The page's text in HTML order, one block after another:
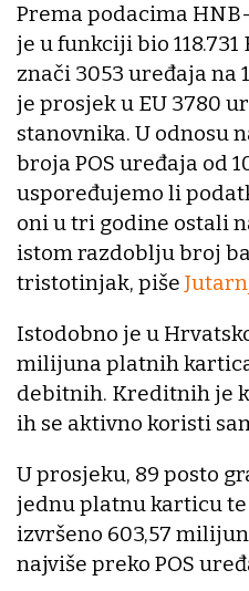
Prema podacima
je u funkciji bio 118.731
znači 3053 uređaja na
je prosjek u EU 3780
stanovnika. U odnosu
broja POS uređaja od
uspoređujemo li
oni u tri godine ostali
istom razdoblju broj
tristotinjak, piše
Istodobno je u
milijuna platnih
debitnih. Kreditnih je
ih se aktivno koristi
U prosjeku, 89 posto
jednu platnu karticu te
izvršeno 603,57
najviše preko POS